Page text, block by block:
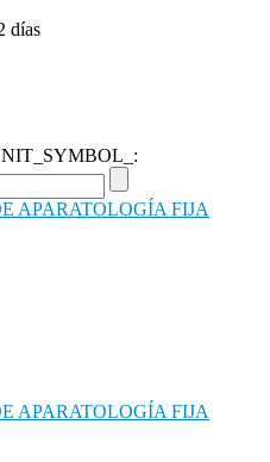
días
APARATOLOGÍA FIJA
APARATOLOGÍA FIJA